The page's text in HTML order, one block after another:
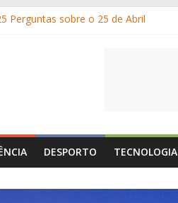
Perguntas sobre o 25 de Abril
DESPORTO TECNOLOGIA